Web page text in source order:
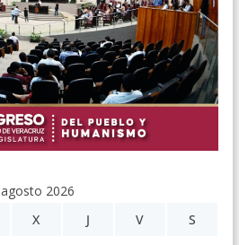
agosto 2026
X J V S